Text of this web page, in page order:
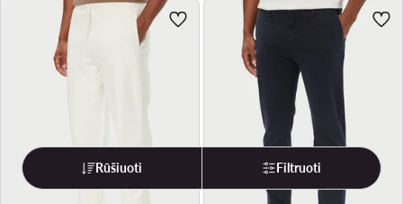
Rūšiuoti Filtruoti